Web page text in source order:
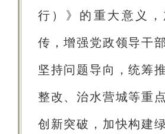
行）》的重大意义
传，增强党政领导干
坚持问题导向，统筹
整改、治水营城等重
创新突破，加快构建